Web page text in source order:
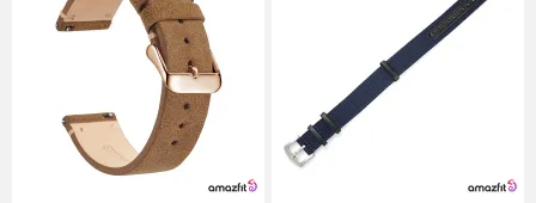
Kit pour Raccourcir Bracelet
Montre
7,90 €
Kit Réparation Montre Débutant